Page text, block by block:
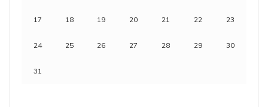
17 18 19 20 21 22 23
24 25 26 27 28 29 30
31